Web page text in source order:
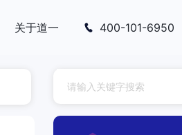
关于道一 400-101-6950